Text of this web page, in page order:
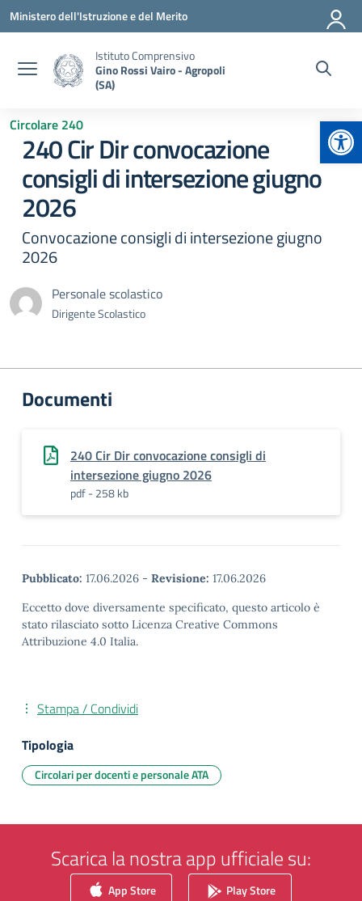
Vai ai contenuti
Vai al menu di navigazione
Vai al footer
Ministero dell'Istruzione e del Merito
Istituto Comprensivo
Gino Rossi Vairo - Agropoli
(SA)
Circolare 240
240 Cir Dir convocazione
consigli di intersezione giugno
2026
Convocazione consigli di intersezione giugno
2026
Personale scolastico
Dirigente Scolastico
Documenti
240 Cir Dir convocazione consigli di
intersezione giugno 2026
pdf - 258 kb
Pubblicato: 17.06.2026 - Revisione: 17.06.2026
Eccetto dove diversamente specificato, questo articolo è
stato rilasciato sotto Licenza Creative Commons
Attribuzione 4.0 Italia.
Stampa / Condividi
Tipologia
Circolari per docenti e personale ATA
Scarica la nostra app ufficiale su:
App Store Play Store